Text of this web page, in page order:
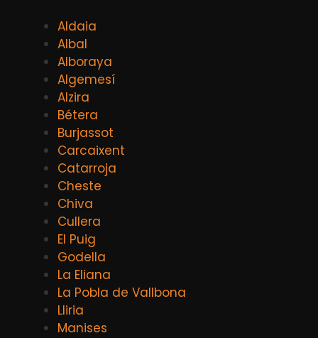
Aldaia
Albal
Alboraya
Algemesí
Alzira
Bétera
Burjassot
Carcaixent
Catarroja
Cheste
Chiva
Cullera
El Puig
Godella
La Eliana
La Pobla de Vallbona
Lliria
Manises